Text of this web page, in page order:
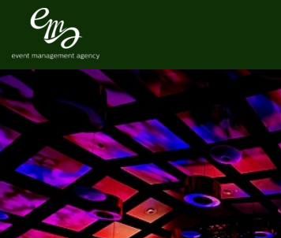
BANKIET CEZ POLSKA
6 lutego 2025
ByAneta
Event zorganizowany we wrześniu 2024 r.Ilość
KONFERENCJA
25 kwietnia 2022
By Aneta
Event zorganizowany w kwietniu 2022 r.Ilość osób: